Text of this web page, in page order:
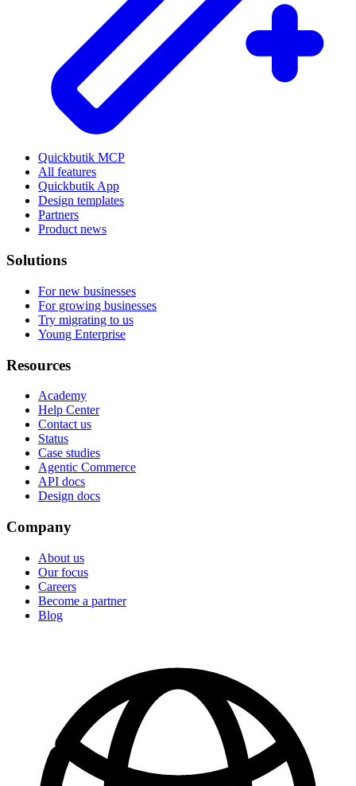
Quickbutik MCP
All features
Quickbutik App
Design templates
Partners
Product news
Solutions
For new businesses
For growing businesses
Try migrating to us
Young Enterprise
Resources
Academy
Help Center
Contact us
Status
Case studies
Agentic Commerce
API docs
Design docs
Company
About us
Our focus
Careers
Become a partner
Blog